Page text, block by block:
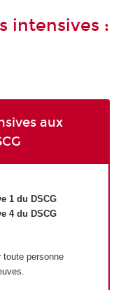
intensives :
aux
1 du DSCG
4 du DSCG
personne